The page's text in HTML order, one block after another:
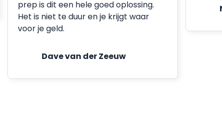
prep is dit een hele goed oplossing.
Het is niet te duur en je krijgt waar
voor je geld.
Dave van der Zeeuw